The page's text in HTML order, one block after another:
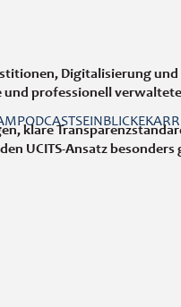
PODCASTSEINBLICKE
Digitalisierung und
professionell
klare
UCITS-Ansatz besonders